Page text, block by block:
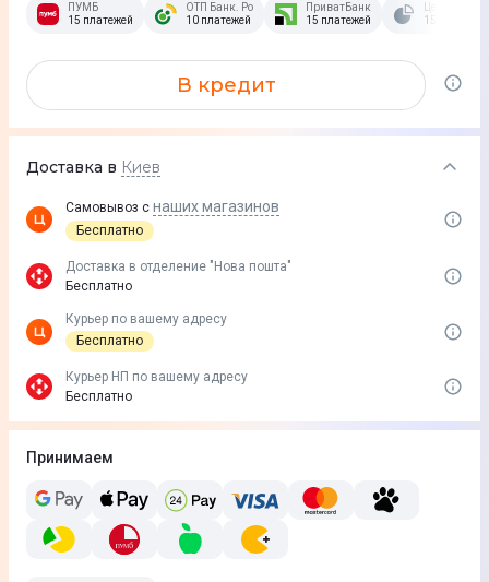
ПУМБ
15 платежей
ОТП Банк. Розстрочка Скибочка.
10 платежей
ПриватБанк
15 платежей
15 платежей
В кредит
Доставка в Киев
Самовывоз с наших магазинов
Бесплатно
Доставка в отделение "Нова пошта"
Бесплатно
Курьер по вашему адресу
Бесплатно
Курьер НП по вашему адресу
Бесплатно
Принимаем